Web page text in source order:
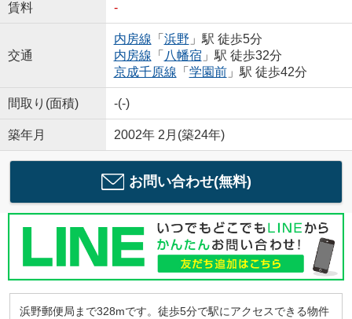
賃料 -
交通
内房線 「 浜野 」駅 徒歩5分
内房線 「 八幡宿 」駅 徒歩32分
京成千原線 「 学園前」駅 徒歩42分
間取り(面積) -(-)
築年月 2002年 2月(築24年)
お問い合わせ(無料)
浜野郵便局まで328mです。徒歩5分で駅にアクセスできる物件